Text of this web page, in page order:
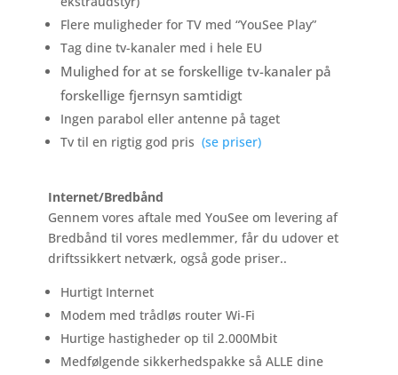
Flere muligheder for TV med “YouSee Play”
Tag dine tv-kanaler med i hele EU
Mulighed for at se forskellige tv-kanaler på
forskellige fjernsyn samtidigt
Ingen parabol eller antenne på taget
Tv til en rigtig god pris (se priser)
Internet/Bredbånd
Gennem vores aftale med YouSee om levering af
Bredbånd til vores medlemmer, får du udover et
driftssikkert netværk, også gode priser..
Hurtigt Internet
Modem med trådløs router Wi-Fi
Hurtige hastigheder op til 2.000Mbit
Medfølgende sikkerhedspakke så ALLE dine